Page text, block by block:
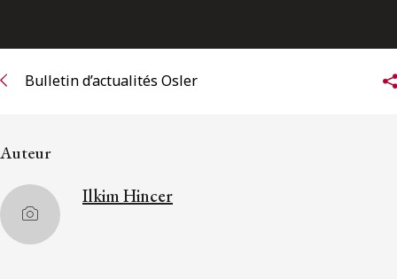
ENGLISH
S’abonner
Bulletin d’actualités Osler
Auteur
Ilkim Hincer